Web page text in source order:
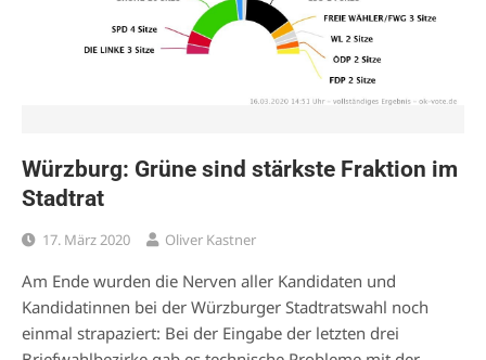
Würzburg: Grüne sind stärkste Fraktion im
Stadtrat
17. März 2020 Oliver Kastner
Am Ende wurden die Nerven aller Kandidaten und
Kandidatinnen bei der Würzburger Stadtratswahl noch
einmal strapaziert: Bei der Eingabe der letzten drei